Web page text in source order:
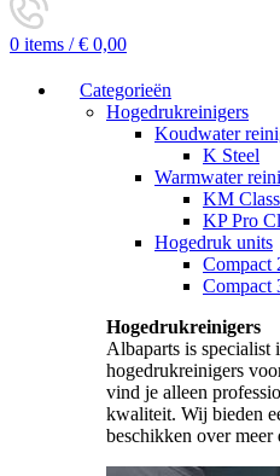
0 items / € 0,00
Categorieën
Hogedrukreinigers
Koudwater
K Steel
Warmwater
KM
KP Pro
Hogedruk units
Compact
Compact
Hogedrukreinigers
Albaparts is specialist
hogedrukreinigers
vind je alleen
kwaliteit. Wij bieden
beschikken over meer